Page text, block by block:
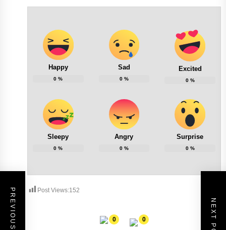
Happy
0 %
Sad
0%
Excited
0%
Sleepy
0 %
Angry
0%
Surprise
0%
Post Views:152
0 0